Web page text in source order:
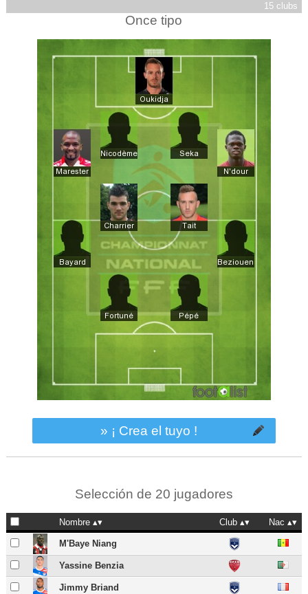
15 clubs
Once tipo
» ¡ Crea el tuyo !
Selección de 20 jugadores
Nombre Club Nac
M'Baye Niang
Yassine Benzia
Jimmy Briand